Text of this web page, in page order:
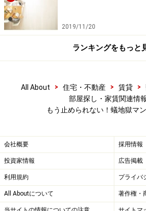
2019/11/20
ランキングをもっと
All About > 住宅・不動産 > 賃貸 >
部屋探し・家賃関連情
もう止められない！蟻地獄マ
会社概要 採用情報
投資家情報 広告掲載
利用規約 プライバ
All Aboutについて 著作権・